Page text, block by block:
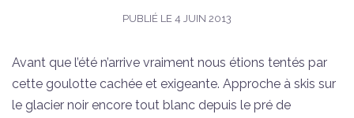
PUBLIÉ LE 4 JUIN 2013
Avant que l’été n’arrive vraiment nous étions tentés par
cette goulotte cachée et exigeante. Approche à skis sur
le glacier noir encore tout blanc depuis le pré de